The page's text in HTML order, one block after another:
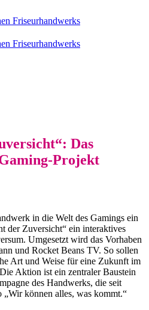
Das
Projekt
in die Welt des Gamings ein
der Zuversicht“ ein interaktives
Umgesetzt wird das Vorhaben
und Rocket Beans TV. So sollen
Art und Weise für eine Zukunft im
Aktion ist ein zentraler Baustein
des Handwerks, die seit
können alles, was kommt.“